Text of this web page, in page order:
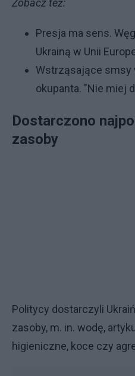
Zobacz też:
Presja ma sens.
Ukrainą w Unii
Wstrząsające
okupanta. "Nie miej
Dostarczono
zasoby
Politycy dostarczyli
zasoby, m. in. wodę,
higieniczne, koce czy